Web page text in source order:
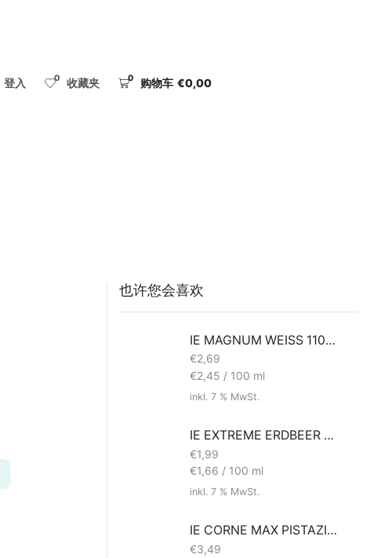
登入 0 收藏夹 0 购物车 €0,00
也许您会喜欢
IE MAGNUM WEISS 110ML
€2,69
€2,45 / 100 ml
inkl. 7 % MwSt.
IE EXTREME ERDBEER 120ml
€1,99
€1,66 / 100 ml
inkl. 7 % MwSt.
IE CORNE MAX PISTAZIE 115ml
€3,49